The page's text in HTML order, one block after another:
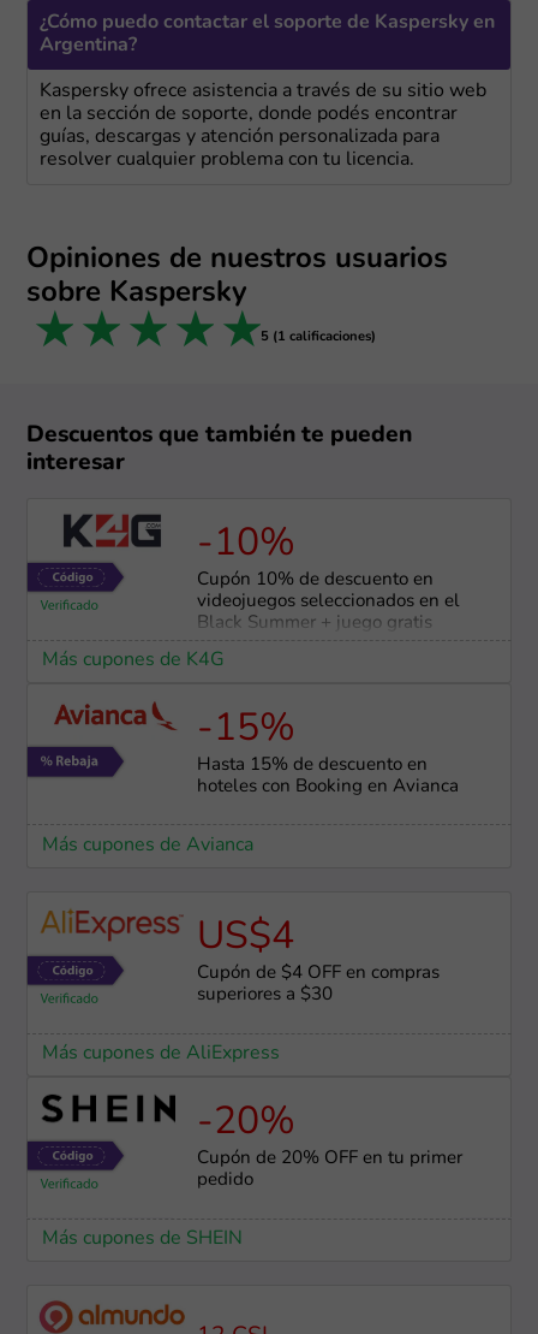
¿Cómo puedo contactar el soporte de Kaspersky en
Argentina?
Kaspersky ofrece asistencia a través de su sitio web
en la sección de soporte, donde podés encontrar
guías, descargas y atención personalizada para
resolver cualquier problema con tu licencia.
Opiniones de nuestros usuarios
sobre Kaspersky
5 stars
4 stars
3 stars
2 stars
1 star 5 (1 calificaciones)
Descuentos que también te pueden
interesar
-10%
Cupón 10% de descuento en
videojuegos seleccionados en el
Black Summer + juego gratis
Más cupones de K4G
-15%
Hasta 15% de descuento en
hoteles con Booking en Avianca
Más cupones de Avianca
US$4
Cupón de $4 OFF en compras
superiores a $30
Más cupones de AliExpress
-20%
Cupón de 20% OFF en tu primer
pedido
Más cupones de SHEIN